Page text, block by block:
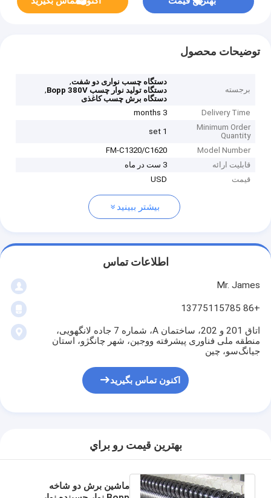
توضیحات محصول
برجسته
دستگاه چسب نواری دو شفت,
دستگاه تولید نوار چسب Bopp 380V
,
دستگاه برش چسب کاغذی
Delivery Time
3 months
Minimum Order
Quantity
1 set
Model Number
FM-C1320/C1620
قابلیت ارائه
3 ست در ماه
قیمت
USD
بیشتر ببینید
اطلاعات تماس
Mr. James
+86 13775115785
اتاق 201 و 202، ساختمان A، شماره 7 جاده لانگهویی،
منطقه ملی فناوری پیشرفته ووجین، شهر چانگژو، استان
جیانگ‌سو، چین
اکنون تماس بگیرید
بهترين قيمت رو براي
ماشین برش دو شاخه